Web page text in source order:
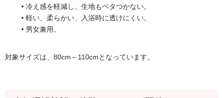
冷え感を軽減し、生地もベタつかない。
軽い、柔らかい、入浴時に透けにくい。
男女兼用。
対象サイズは、80cm～110cmとなっています。